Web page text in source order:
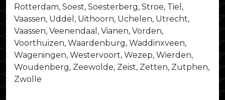
Rotterdam, Soest, Soesterberg, Stroe, Tiel,
Vaassen, Uddel, Uithoorn, Uchelen, Utrecht,
Vaassen, Veenendaal, Vianen, Vorden,
Voorthuizen, Waardenburg, Waddinxveen,
Wageningen, Westervoort, Wezep, Wierden,
Woudenberg, Zeewolde, Zeist, Zetten, Zutphen,
Zwolle